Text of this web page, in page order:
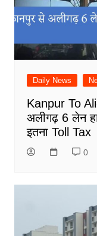
Daily News
Kanpur To
अलीगढ़ 6 लेन
इतना Toll Tax
0